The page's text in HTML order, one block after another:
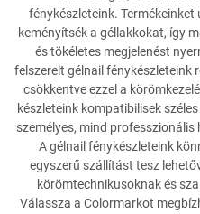
fénykészleteink.
keményítsék a géllakkokat, így
és tökéletes megjelenést
felszerelt gélnail fénykészleteink
csökkentve ezzel a
készleteink kompatibilisek
személyes, mind
A gélnail fénykészleteink
egyszerű szállítást tesz
körömtechnikusoknak és
Válassza a Colormarkot